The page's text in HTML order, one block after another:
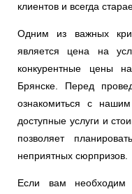
клиентов и всегда
Одним из важных
является цена на
конкурентные цены
Брянске. Перед
ознакомиться с
доступные услуги и
позволяет
неприятных сюрпризов.
Если вам необходим